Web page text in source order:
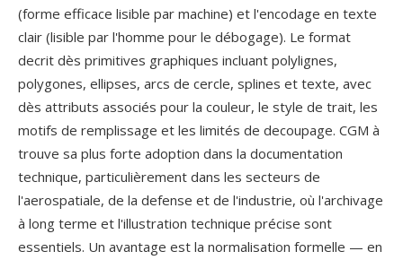
(forme efficace lisible par machine) et l'encodage en texte
clair (lisible par l'homme pour le débogage). Le format
decrit dès primitives graphiques incluant polylignes,
polygones, ellipses, arcs de cercle, splines et texte, avec
dès attributs associés pour la couleur, le style de trait, les
motifs de remplissage et les limités de decoupage. CGM à
trouve sa plus forte adoption dans la documentation
technique, particulièrement dans les secteurs de
l'aerospatiale, de la defense et de l'industrie, où l'archivage
à long terme et l'illustration technique précise sont
essentiels. Un avantage est la normalisation formelle — en